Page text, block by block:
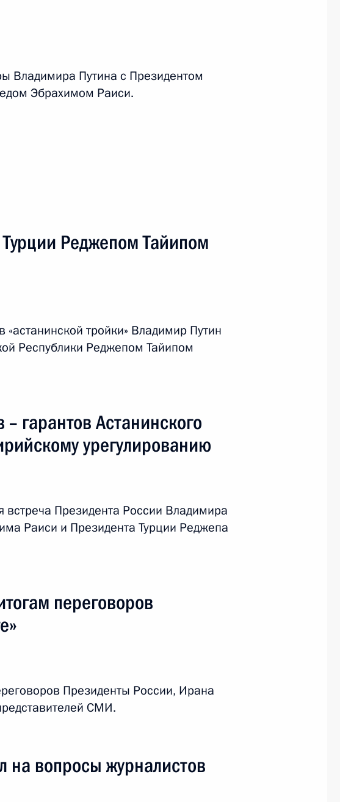
Эбрахимом Раиси
урегулированию
процесса
Владимира Путина с Президентом
Эбрахимом Раиси.
Реджепом Тайипом
«астанинской тройки» Владимир Путин
Республики Реджепом Тайипом
– гарантов Астанинского
урегулированию
встреча Президента России Владимира
Раиси и Президента Турции Реджепа
переговоров
Президенты России, Ирана
СМИ.
на вопросы журналистов